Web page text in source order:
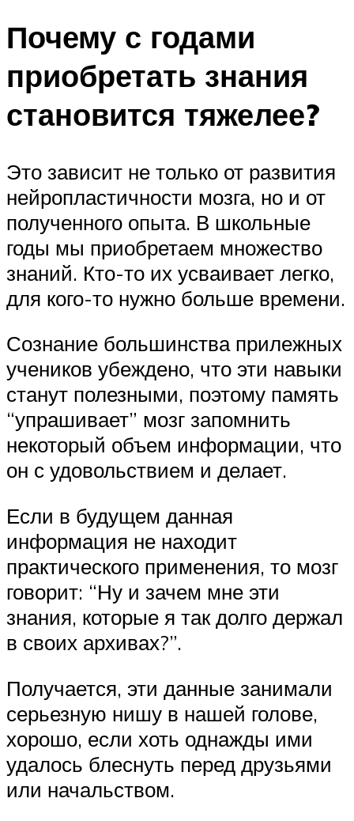
Почему с годами
приобретать знания
становится тяжелее?
Это зависит не только от развития
нейропластичности мозга, но и от
полученного опыта. В школьные
годы мы приобретаем множество
знаний. Кто-то их усваивает легко,
для кого-то нужно больше времени.
Сознание большинства прилежных
учеников убеждено, что эти навыки
станут полезными, поэтому память
“упрашивает” мозг запомнить
некоторый объем информации, что
он с удовольствием и делает.
Если в будущем данная
информация не находит
практического применения, то мозг
говорит: “Ну и зачем мне эти
знания, которые я так долго держал
в своих архивах?”.
Получается, эти данные занимали
серьезную нишу в нашей голове,
хорошо, если хоть однажды ими
удалось блеснуть перед друзьями
или начальством.